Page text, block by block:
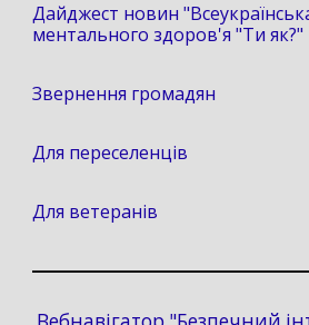
Дайджест новин
ментального здоров'я "Ти як?"
Звернення громадян
Для переселенців
Для ветеранів